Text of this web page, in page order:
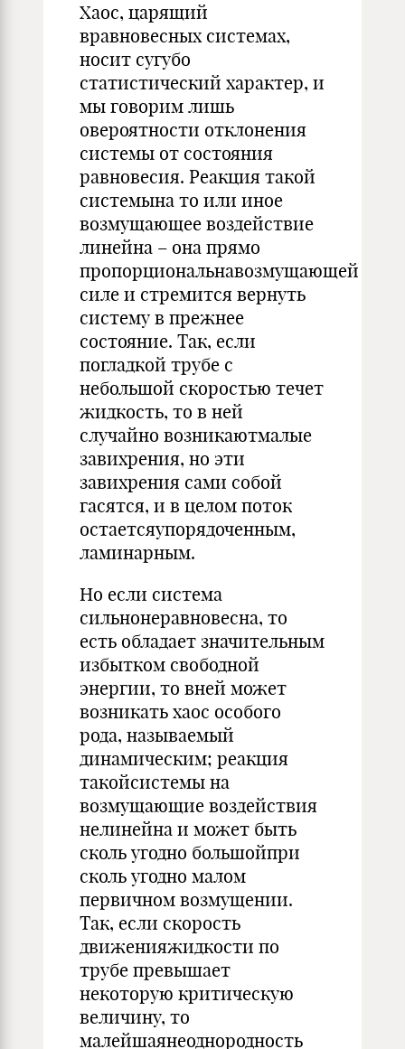
Хаос, царящий
вравновесных системах,
носит сугубо
статистический характер, и
мы говорим лишь
овероятности отклонения
системы от состояния
равновесия. Реакция такой
системына то или иное
возмущающее воздействие
линейна – она прямо
пропорциональнавозмущающей
силе и стремится вернуть
систему в прежнее
состояние. Так, если
погладкой трубе с
небольшой скоростью течет
жидкость, то в ней
случайно возникаютмалые
завихрения, но эти
завихрения сами собой
гасятся, и в целом поток
остаетсяупорядоченным,
ламинарным.
Но если система
сильнонеравновесна, то
есть обладает значительным
избытком свободной
энергии, то вней может
возникать хаос особого
рода, называемый
динамическим; реакция
такойсистемы на
возмущающие воздействия
нелинейна и может быть
сколь угодно большойпри
сколь угодно малом
первичном возмущении.
Так, если скорость
движенияжидкости по
трубе превышает
некоторую критическую
величину, то
малейшаянеоднородность